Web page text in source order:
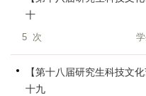
十
5 次
【第十八届研究生科技文
十九